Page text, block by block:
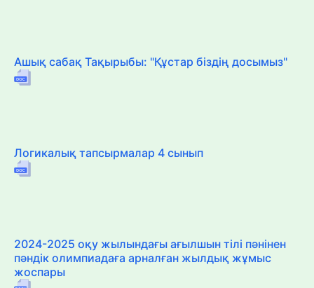
Ашық сабақ Тақырыбы: "Құстар біздің досымыз"
Логикалық тапсырмалар 4 сынып
2024-2025 оқу жылындағы ағылшын тілі пәнінен
пәндік олимпиадаға арналған жылдық жұмыс
жоспары